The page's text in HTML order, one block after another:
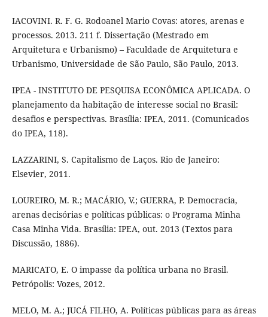
IACOVINI. R. F. G. Rodoanel Mario Covas: atores, arenas e
processos. 2013. 211 f. Dissertação (Mestrado em
Arquitetura e Urbanismo) – Faculdade de Arquitetura e
Urbanismo, Universidade de São Paulo, São Paulo, 2013.
IPEA - INSTITUTO DE PESQUISA ECONÔMICA APLICADA. O
planejamento da habitação de interesse social no Brasil:
desafios e perspectivas. Brasília: IPEA, 2011. (Comunicados
do IPEA, 118).
LAZZARINI, S. Capitalismo de Laços. Rio de Janeiro:
Elsevier, 2011.
LOUREIRO, M. R.; MACÁRIO, V.; GUERRA, P. Democracia,
arenas decisórias e políticas públicas: o Programa Minha
Casa Minha Vida. Brasília: IPEA, out. 2013 (Textos para
Discussão, 1886).
MARICATO, E. O impasse da política urbana no Brasil.
Petrópolis: Vozes, 2012.
MELO, M. A.; JUCÁ FILHO, A. Políticas públicas para as áreas